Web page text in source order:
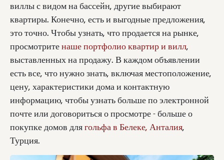
виллы с видом на бассейн, другие выбирают
квартиры. Конечно, есть и выгодные предложения,
это точно. Чтобы узнать, что продается на рынке,
просмотритенаше портфолио квартир и вилл,
выставленных на продажу. В каждом объявлении
есть все, что нужно знать, включая местоположение,
цену, характеристики дома и контактную
информацию, чтобы узнать больше по электронной
почте или договориться о просмотре - больше о
покупке домов длягольфа в Белеке, Анталия,
Турция.